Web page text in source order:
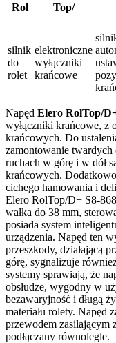
Rol Top/
silnik
do
rolet
elektroniczne
wyłączniki
krańcowe
Napęd Elero RolTop/
wyłączniki krańcowe, z
krańcowych. Do
zamontowanie twardych
ruchach w górę i w dół
krańcowych.
cichego hamowania i
Elero RolTop/D+ S8-
wałka do 38 mm,
posiada system
urządzenia. Napęd ten
przeszkody, działającą
górę, sygnalizuje
systemy sprawiają, że
obsłudze, wygodny w
bezawaryjność i długą
materiału rolety. Napęd
przewodem zasilającym
podłączany równolegle.